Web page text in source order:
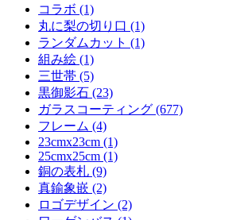
コラボ (1)
丸に梨の切り口 (1)
ランダムカット (1)
組み絵 (1)
三世帯 (5)
黒御影石 (23)
ガラスコーティング (677)
フレーム (4)
23cmx23cm (1)
25cmx25cm (1)
銅の表札 (9)
真鍮象嵌 (2)
ロゴデザイン (2)